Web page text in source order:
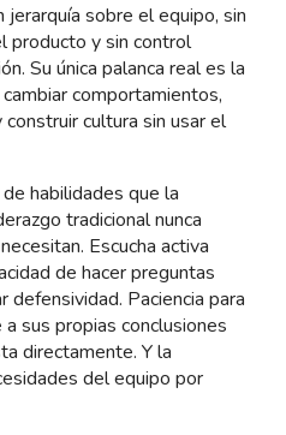
sobre el equipo, sin
producto y sin control
Su única palanca real es la
comportamientos,
cultura sin usar el
habilidades que la
tradicional nunca
Escucha activa
de hacer preguntas
defensividad. Paciencia para
sus propias conclusiones
directamente. Y la
del equipo por